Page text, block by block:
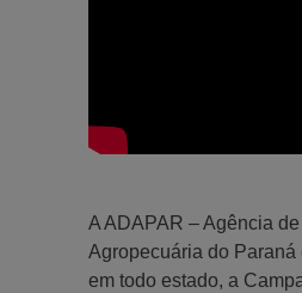
A ADAPAR – Agência
Agropecuária do Paraná
em todo estado, a